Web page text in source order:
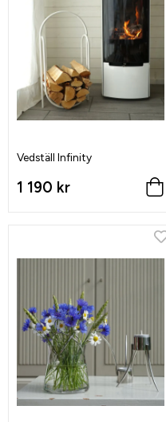
Vedställ Infinity
1 190 kr